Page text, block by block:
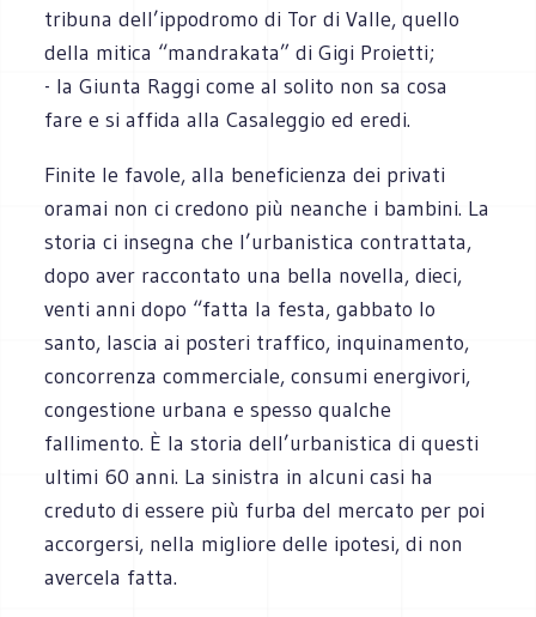
tribuna dell’ippodromo di Tor di Valle, quello
della mitica “mandrakata” di Gigi Proietti;
- la Giunta Raggi come al solito non sa cosa
fare e si affida alla Casaleggio ed eredi.
Finite le favole, alla beneficienza dei privati
oramai non ci credono più neanche i bambini. La
storia ci insegna che l’urbanistica contrattata,
dopo aver raccontato una bella novella, dieci,
venti anni dopo “fatta la festa, gabbato lo
santo, lascia ai posteri traffico, inquinamento,
concorrenza commerciale, consumi energivori,
congestione urbana e spesso qualche
fallimento. È la storia dell’urbanistica di questi
ultimi 60 anni. La sinistra in alcuni casi ha
creduto di essere più furba del mercato per poi
accorgersi, nella migliore delle ipotesi, di non
avercela fatta.